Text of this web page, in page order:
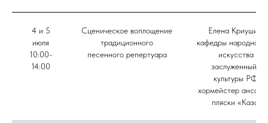
4 и 5
июля
10:00-
14:00
Сценическое воплощение
традиционного
песенного репертуара
Елена
кафедры народного
искусства
заслуженный
культуры РФ,
хормейстер
пляски